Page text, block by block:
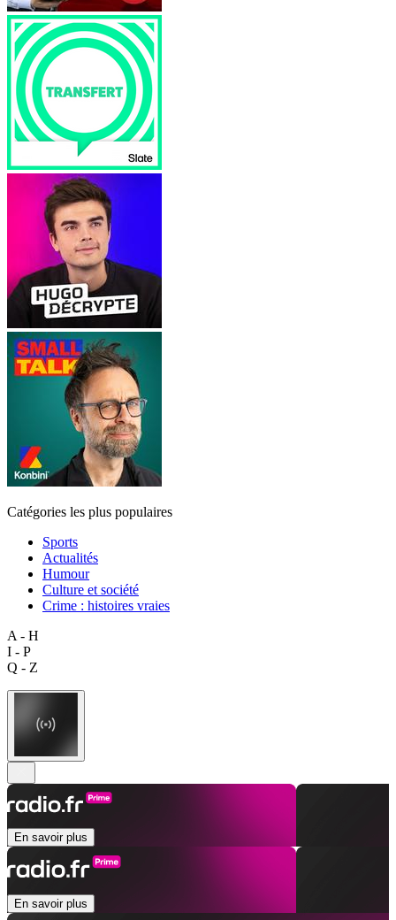
Catégories les plus populaires
Sports
Actualités
Humour
Culture et société
Crime : histoires vraies
A - H
I - P
Q - Z
En savoir plus
En savoir plus